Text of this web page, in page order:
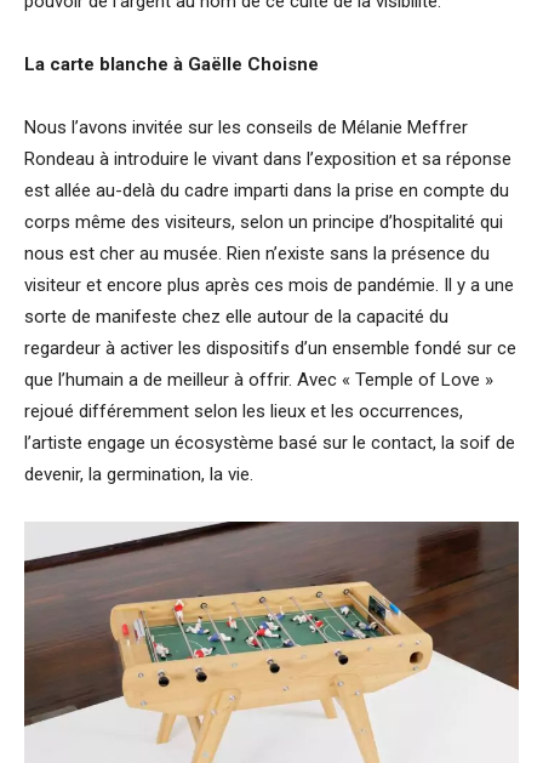
La carte blanche à Gaëlle Choisne
Nous l’avons invitée sur les conseils de Mélanie Meffrer
Rondeau à introduire le vivant dans l’exposition et sa réponse
est allée au-delà du cadre imparti dans la prise en compte du
corps même des visiteurs, selon un principe d’hospitalité qui
nous est cher au musée. Rien n’existe sans la présence du
visiteur et encore plus après ces mois de pandémie. Il y a une
sorte de manifeste chez elle autour de la capacité du
regardeur à activer les dispositifs d’un ensemble fondé sur ce
que l’humain a de meilleur à offrir. Avec « Temple of Love »
rejoué différemment selon les lieux et les occurrences,
l’artiste engage un écosystème basé sur le contact, la soif de
devenir, la germination, la vie.